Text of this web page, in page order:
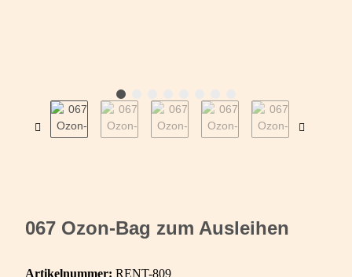
067 Ozon-Bag zum Ausleihen
Artikelnummer: RENT-809